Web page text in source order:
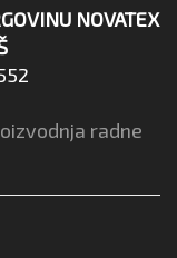
NOVATEX
radne